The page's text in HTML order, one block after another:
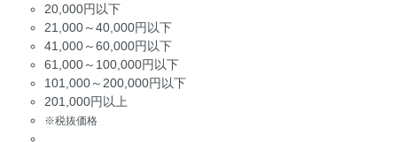
20,000円以下
21,000～40,000円以下
41,000～60,000円以下
61,000～100,000円以下
101,000～200,000円以下
201,000円以上
※税抜価格